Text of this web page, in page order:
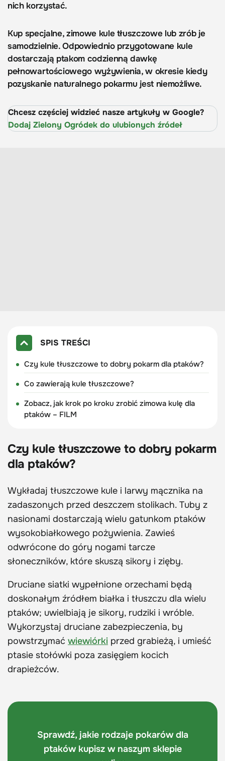
nich korzystać.
Kup specjalne, zimowe kule tłuszczowe lub zrób je
samodzielnie. Odpowiednio przygotowane kule
dostarczają ptakom codzienną dawkę
pełnowartościowego wyżywienia, w okresie kiedy
pozyskanie naturalnego pokarmu jest niemożliwe.
Chcesz częściej widzieć nasze artykuły w Google?
Dodaj Zielony Ogródek do ulubionych źródeł
SPIS TREŚCI
Czy kule tłuszczowe to dobry pokarm dla ptaków?
Co zawierają kule tłuszczowe?
Zobacz, jak krok po kroku zrobić zimowa kulę dla
ptaków – FILM
Czy kule tłuszczowe to dobry pokarm
dla ptaków?
Wykładaj tłuszczowe kule i larwy mącznika na
zadaszonych przed deszczem stolikach. Tuby z
nasionami dostarczają wielu gatunkom ptaków
wysokobiałkowego pożywienia. Zawieś
odwrócone do góry nogami tarcze
słoneczników, które skuszą sikory i zięby.
Druciane siatki wypełnione orzechami będą
doskonałym źródłem białka i tłuszczu dla wielu
ptaków; uwielbiają je sikory, rudziki i wróble.
Wykorzystaj druciane zabezpieczenia, by
powstrzymać wiewiórki przed grabieżą, i umieść
ptasie stołówki poza zasięgiem kocich
drapieżców.
Sprawdź, jakie rodzaje pokarów dla
ptaków kupisz w naszym sklepie